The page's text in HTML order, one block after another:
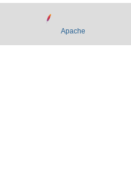
Apache